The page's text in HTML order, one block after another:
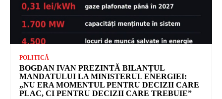
POLITICĂ
BOGDAN IVAN PREZINTĂ BILANȚUL
MANDATULUI LA MINISTERUL ENERGIEI:
„NU ERA MOMENTUL PENTRU DECIZII CARE
PLAC, CI PENTRU DECIZII CARE TREBUIE”